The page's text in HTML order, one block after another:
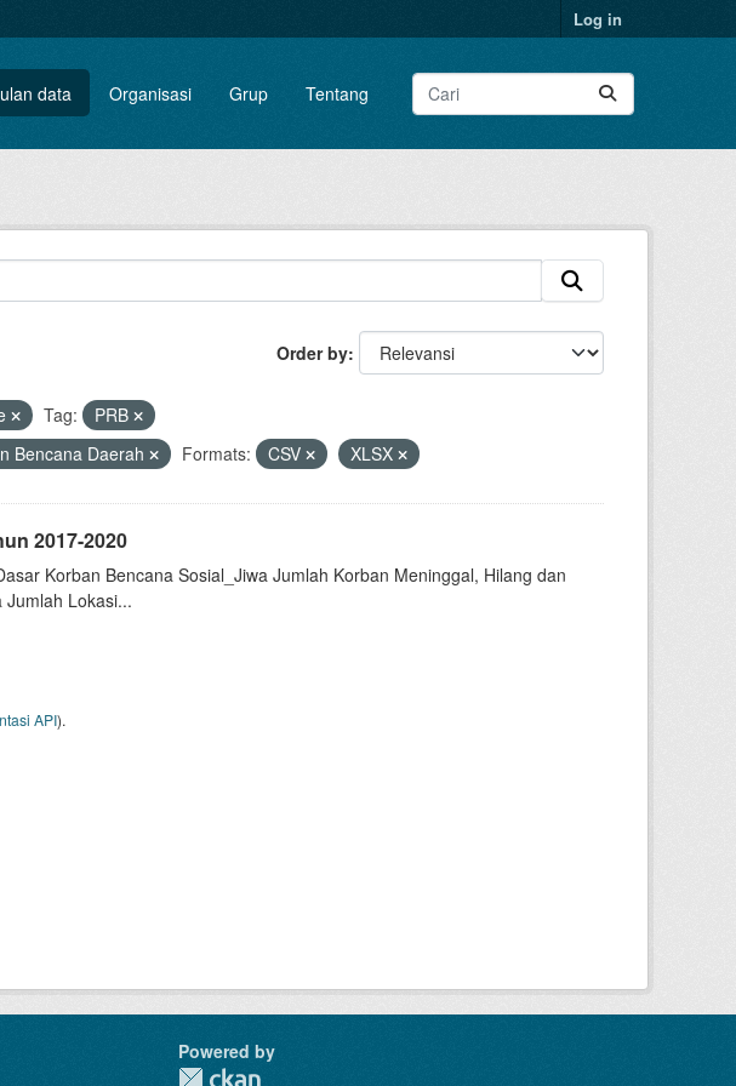
Log in
data Organisasi Grup Tentang
Order by
Tag:
PRB
Bencana Daerah Formats: CSV XLSX
2017-2020
Korban Bencana Sosial_Jiwa Jumlah Korban Meninggal, Hilang dan
Lokasi...
API).
Powered by